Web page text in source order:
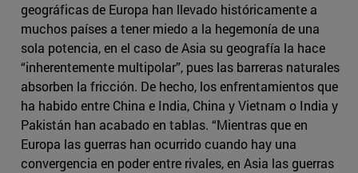
geográficas de Europa han llevado históricamente a
muchos países a tener miedo a la hegemonía de una
sola potencia, en el caso de Asia su geografía la hace
“inherentemente multipolar”, pues las barreras naturales
absorben la fricción. De hecho, los enfrentamientos que
ha habido entre China e India, China y Vietnam o India y
Pakistán han acabado en tablas. “Mientras que en
Europa las guerras han ocurrido cuando hay una
convergencia en poder entre rivales, en Asia las guerras